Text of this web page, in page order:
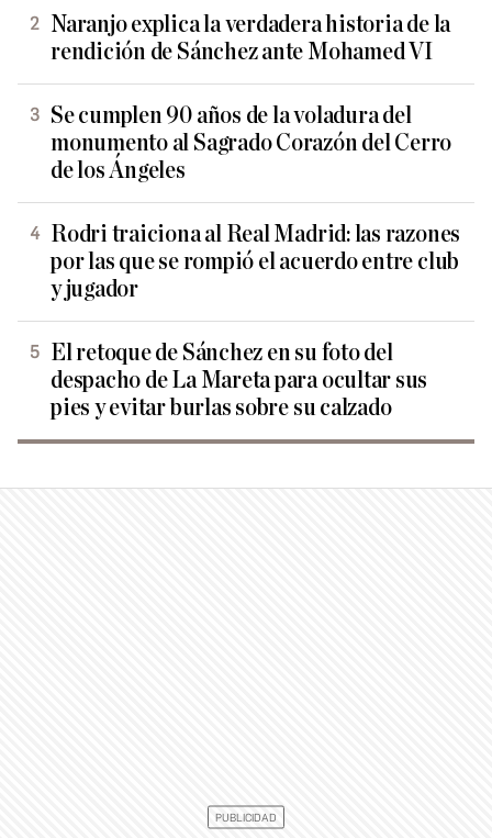
Naranjo explica la verdadera historia de la
rendición de Sánchez ante Mohamed VI
Se cumplen 90 años de la voladura del
monumento al Sagrado Corazón del Cerro
de los Ángeles
Rodri traiciona al Real Madrid: las razones
por las que se rompió el acuerdo entre club
y jugador
El retoque de Sánchez en su foto del
despacho de La Mareta para ocultar sus
pies y evitar burlas sobre su calzado